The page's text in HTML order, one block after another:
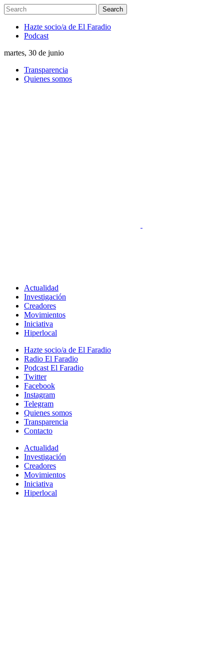
Hazte socio/a de El Faradio
Podcast
martes, 30 de junio
Transparencia
Quienes somos
Actualidad
Investigación
Creadores
Movimientos
Iniciativa
Hiperlocal
Hazte socio/a de El Faradio
Radio El Faradio
Podcast El Faradio
Twitter
Facebook
Instagram
Telegram
Quienes somos
Transparencia
Contacto
Actualidad
Investigación
Creadores
Movimientos
Iniciativa
Hiperlocal